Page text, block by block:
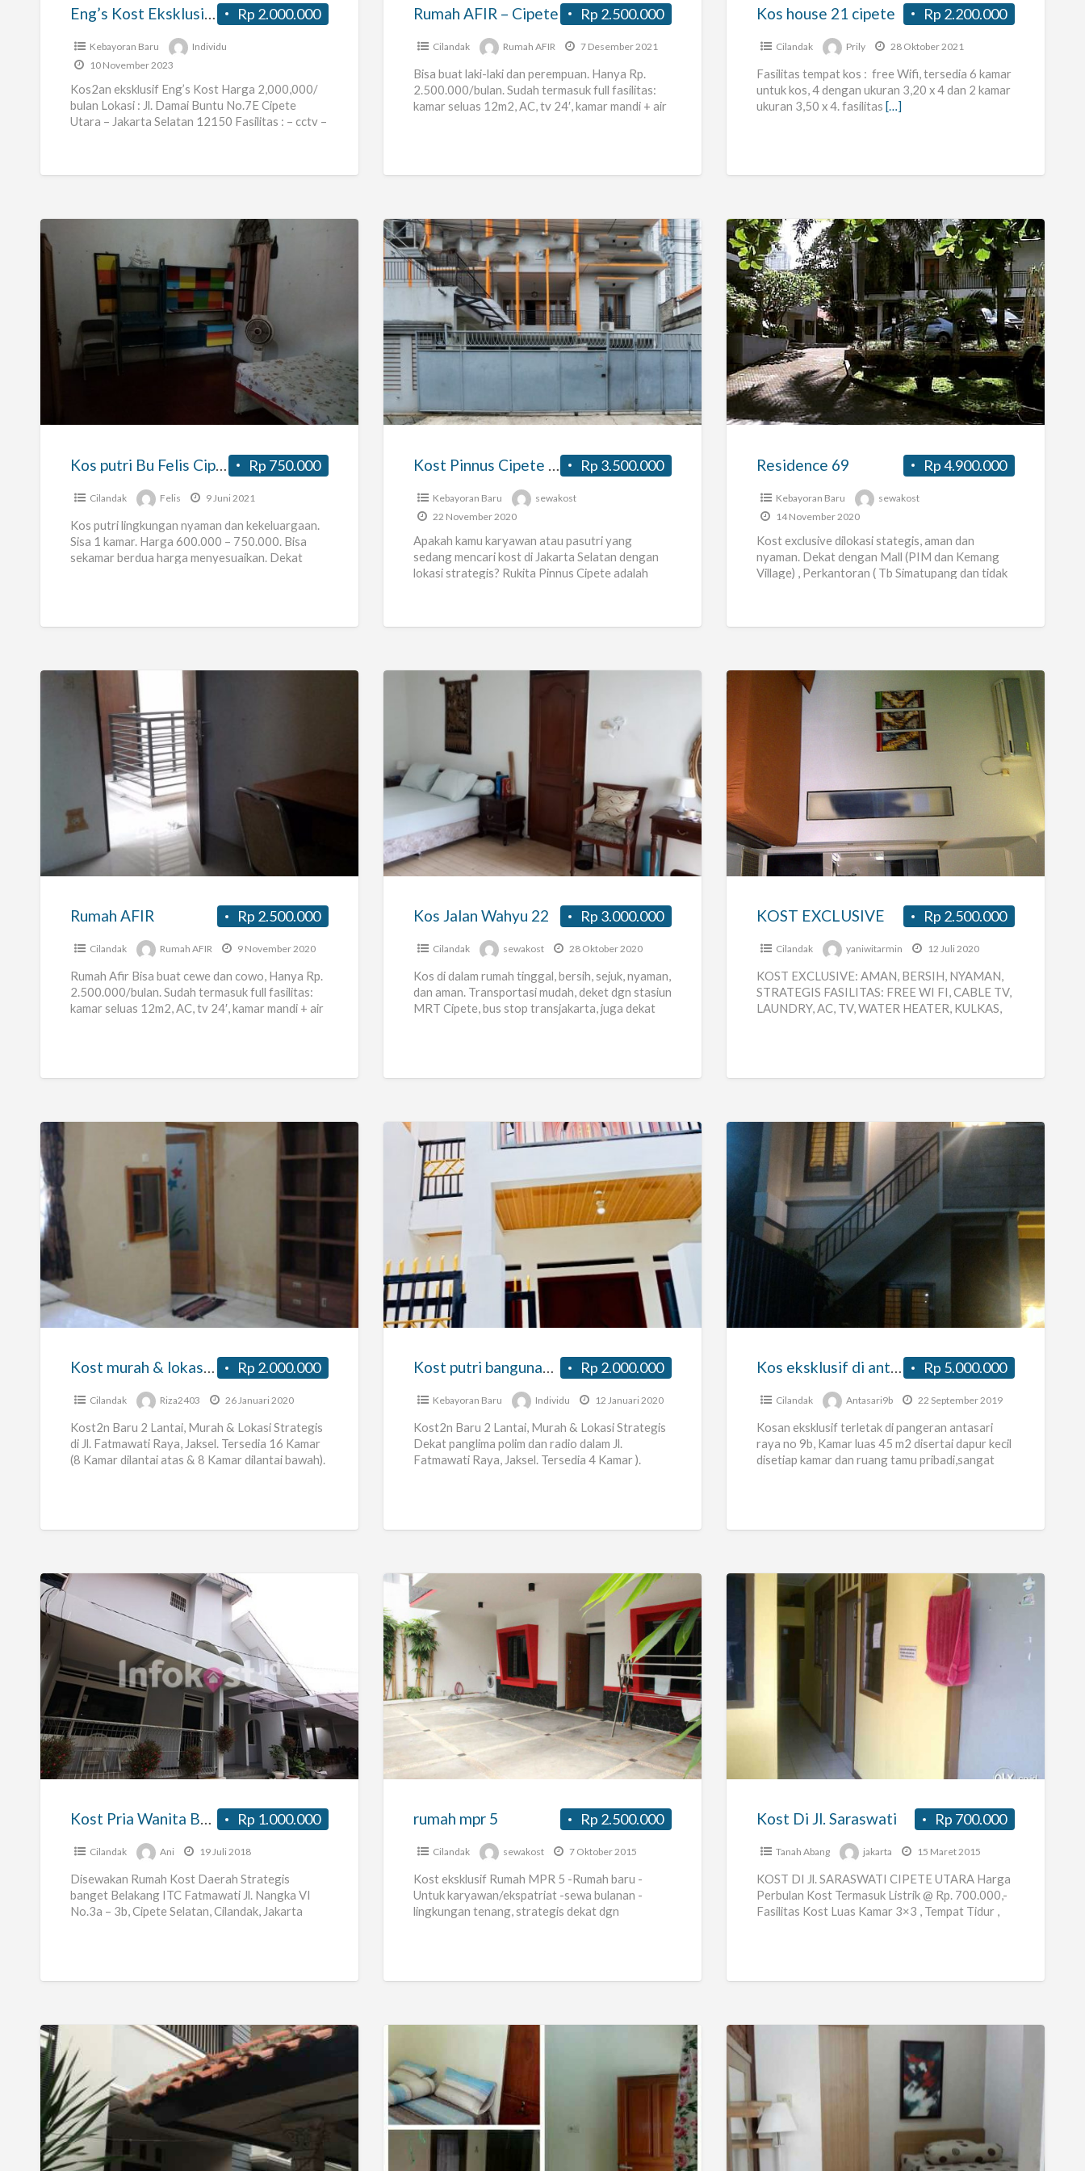
Rp 2.000.000
Eng’s Kost Eksklusif Jakarta Selatan
Kebayoran Baru
Individu
10 November 2023
Kos2an eksklusif Eng’s Kost Harga 2,000,000/
bulan Lokasi : Jl. Damai Buntu No.7E Cipete
Utara – Jakarta Selatan 12150 Fasilitas : – cctv –
Rp 2.500.000
Rumah AFIR – Cipete
Cilandak Rumah AFIR 7 Desember 2021
Bisa buat laki-laki dan perempuan. Hanya Rp.
2.500.000/bulan. Sudah termasuk full fasilitas:
kamar seluas 12m2, AC, tv 24′, kamar mandi + air
Rp 2.200.000
Kos house 21 cipete
Cilandak Prily 28 Oktober 2021
Fasilitas tempat kos : free Wifi, tersedia 6 kamar
untuk kos, 4 dengan ukuran 3,20 x 4 dan 2 kamar
ukuran 3,50 x 4. fasilitas […]
Kos
putri
Rp 750.000
Kos putri Bu Felis Cipete
Cilandak Felis 9 Juni 2021
Kos putri lingkungan nyaman dan kekeluargaan.
Sisa 1 kamar. Harga 600.000 – 750.000. Bisa
sekamar berdua harga menyesuaikan. Dekat
Kost
Pinnus
Cipete
Jakarta
MRT
Cipete
Rp 3.500.000
Kebayoran Baru
sewakost
22 November 2020
Apakah kamu karyawan atau pasutri yang
sedang mencari kost di Jakarta Selatan dengan
lokasi strategis? Rukita Pinnus Cipete adalah
Residence
69
Rp 4.900.000
Residence 69
Kebayoran Baru
sewakost
14 November 2020
Kost exclusive dilokasi stategis, aman dan
nyaman. Dekat dengan Mall (PIM dan Kemang
Village) , Perkantoran ( Tb Simatupang dan tidak
AFIR
Rp 2.500.000
Rumah AFIR
Cilandak Rumah AFIR 9 November 2020
Rumah Afir Bisa buat cewe dan cowo, Hanya Rp.
2.500.000/bulan. Sudah termasuk full fasilitas:
kamar seluas 12m2, AC, tv 24′, kamar mandi + air
Kos
Jalan
Wahyu
22
Rp 3.000.000
Kos Jalan Wahyu 22
Cilandak sewakost 28 Oktober 2020
Kos di dalam rumah tinggal, bersih, sejuk, nyaman,
dan aman. Transportasi mudah, deket dgn stasiun
MRT Cipete, bus stop transjakarta, juga dekat
KOST
EXCLUSIVE
Rp 2.500.000
KOST EXCLUSIVE
Cilandak yaniwitarmin 12 Juli 2020
KOST EXCLUSIVE: AMAN, BERSIH, NYAMAN,
STRATEGIS FASILITAS: FREE WI FI, CABLE TV,
LAUNDRY, AC, TV, WATER HEATER, KULKAS,
Kost
murah
&
lokasi
Jaksel
Fatmawati
Raya)
Rp 2.000.000
Kost murah & lokasi strategis Jaksel (Jl. Fatmawati Raya)
Cilandak Riza2403 26 Januari 2020
Kost2n Baru 2 Lantai, Murah & Lokasi Strategis
di Jl. Fatmawati Raya, Jaksel. Tersedia 16 Kamar
(8 Kamar dilantai atas & 8 Kamar dilantai bawah).
putri
bangunan
baru
Rp 2.000.000
Kost putri bangunan baru
Kebayoran Baru Individu 12 Januari 2020
Kost2n Baru 2 Lantai, Murah & Lokasi Strategis
Dekat panglima polim dan radio dalam Jl.
Fatmawati Raya, Jaksel. Tersedia 4 Kamar ).
Kos
eksklusif
di
antasari
Rp 5.000.000
Kos eksklusif di antasari kemang
Cilandak Antasari9b 22 September 2019
Kosan eksklusif terletak di pangeran antasari
raya no 9b, Kamar luas 45 m2 disertai dapur kecil
disetiap kamar dan ruang tamu pribadi,sangat
Kost
Pria
Wanita
Belakang
Fatmawati
Rp 1.000.000
Kost Pria Wanita Belakang ITC Fatmawati
Cilandak Ani 19 Juli 2018
Disewakan Rumah Kost Daerah Strategis
banget Belakang ITC Fatmawati Jl. Nangka VI
No.3a – 3b, Cipete Selatan, Cilandak, Jakarta
rumah
mpr
5
Rp 2.500.000
rumah mpr 5
Cilandak sewakost 7 Oktober 2015
Kost eksklusif Rumah MPR 5 -Rumah baru -
Untuk karyawan/ekspatriat -sewa bulanan -
lingkungan tenang, strategis dekat dgn
Kost
Rp 700.000
Kost Di Jl. Saraswati
Tanah Abang jakarta 15 Maret 2015
KOST DI Jl. SARASWATI CIPETE UTARA Harga
Perbulan Kost Termasuk Listrik @ Rp. 700.000,-
Fasilitas Kost Luas Kamar 3×3 , Tempat Tidur ,
Dinz
Kost
Kos